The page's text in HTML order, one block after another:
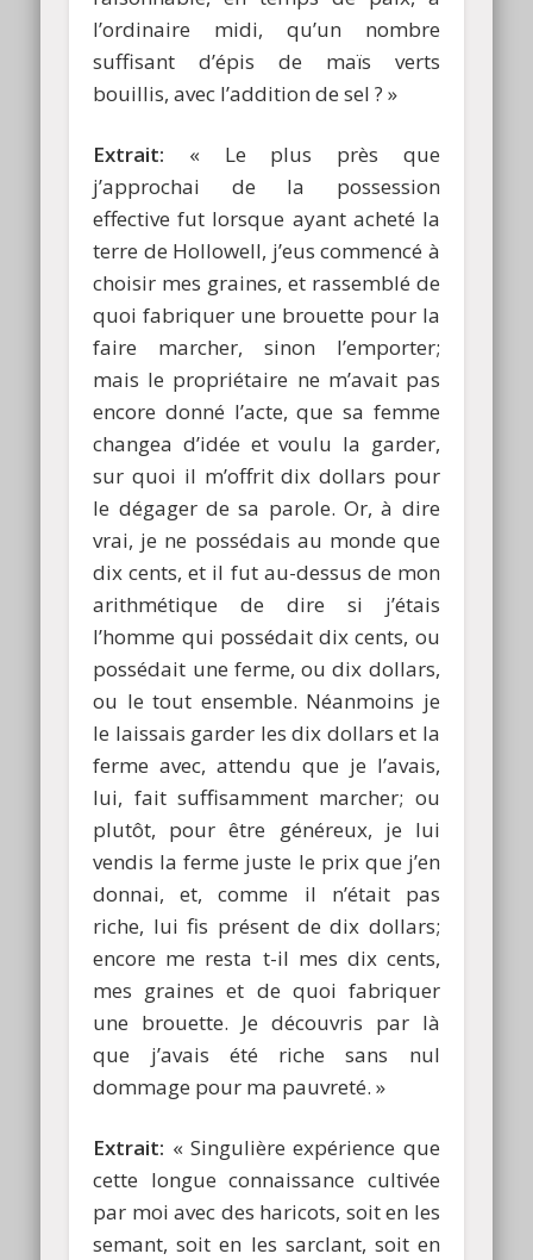
l’ordinaire midi, qu’un nombre
suffisant d’épis de maïs verts
bouillis, avec l’addition de sel ? »
Extrait: « Le plus près que
j’approchai de la possession
effective fut lorsque ayant acheté la
terre de Hollowell, j’eus commencé à
choisir mes graines, et rassemblé de
quoi fabriquer une brouette pour la
faire marcher, sinon l’emporter;
mais le propriétaire ne m’avait pas
encore donné l’acte, que sa femme
changea d’idée et voulu la garder,
sur quoi il m’offrit dix dollars pour
le dégager de sa parole. Or, à dire
vrai, je ne possédais au monde que
dix cents, et il fut au-dessus de mon
arithmétique de dire si j’étais
l’homme qui possédait dix cents, ou
possédait une ferme, ou dix dollars,
ou le tout ensemble. Néanmoins je
le laissais garder les dix dollars et la
ferme avec, attendu que je l’avais,
lui, fait suffisamment marcher; ou
plutôt, pour être généreux, je lui
vendis la ferme juste le prix que j’en
donnai, et, comme il n’était pas
riche, lui fis présent de dix dollars;
encore me resta t-il mes dix cents,
mes graines et de quoi fabriquer
une brouette. Je découvris par là
que j’avais été riche sans nul
dommage pour ma pauvreté. »
Extrait: « Singulière expérience que
cette longue connaissance cultivée
par moi avec des haricots, soit en les
semant, soit en les sarclant, soit en